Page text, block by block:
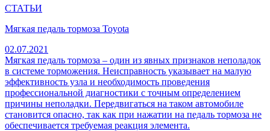
СТАТЬИ
Мягкая педаль тормоза Toyota
02.07.2021
Мягкая педаль тормоза – один из явных признаков неполадок
в системе торможения. Неисправность указывает на малую
эффективность узла и необходимость проведения
профессиональной диагностики с точным определением
причины неполадки. Передвигаться на таком автомобиле
становится опасно, так как при нажатии на педаль тормоза не
обеспечивается требуемая реакция элемента.